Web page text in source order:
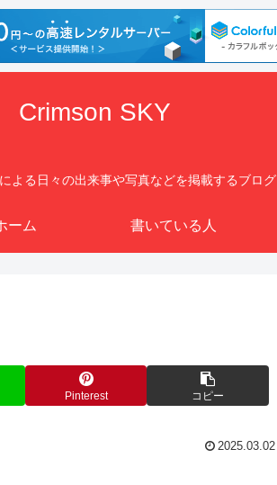
Crimson SKY
よる日々の出来事や写真などを掲載するブログ
ーム 書いている人
Pinterest コピー
2025.03.02